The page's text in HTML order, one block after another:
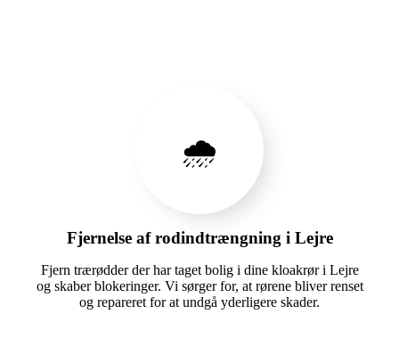
🌧️
Fjernelse af rodindtrængning i Lejre
Fjern trærødder der har taget bolig i dine kloakrør i Lejre
og skaber blokeringer. Vi sørger for, at rørene bliver renset
og repareret for at undgå yderligere skader.